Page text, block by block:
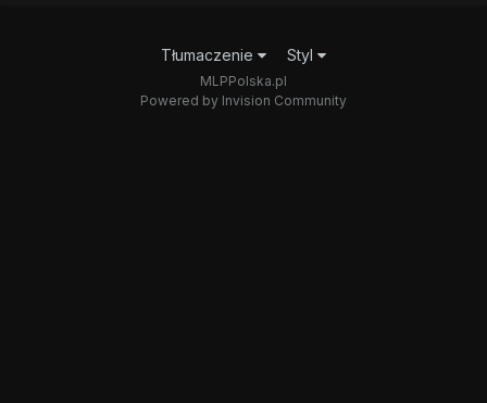
Tłumaczenie Styl
MLPPolska.pl
Powered by Invision Community